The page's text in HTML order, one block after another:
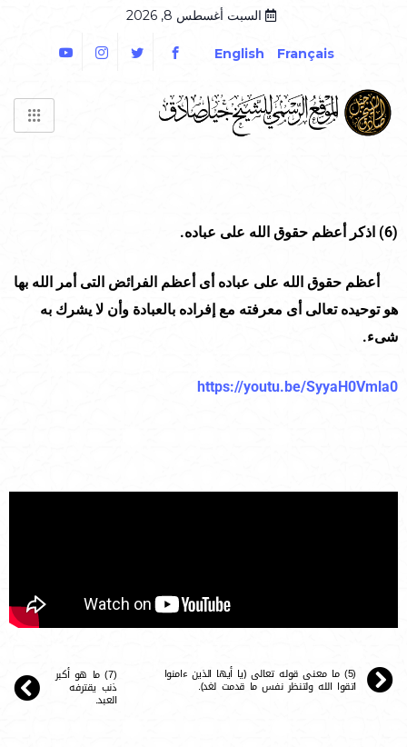
السبت أغسطس 8, 2026
Français
English
(6) اذكر أعظم حقوق الله على عباده.
أعظم حقوق الله على عباده أى أعظم الفرائض التى أمر الله بها
هو توحيده تعالى أى معرفته مع إفراده بالعبادة وأن لا يشرك به
شىء.
https://youtu.be/SyyaH0Vmla0
(5) ما معنى قوله تعالى ﴿يا أيها الذين ءامنوا
اتقوا الله ولتنظر نفس ما قدمت لغد﴾.
(7) ما هو أكبر
ذنب يقترفه
العبد.